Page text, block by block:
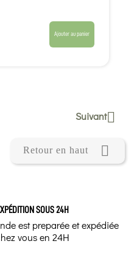
Ajouter au panier
Suivant
Retour en haut 
SOUS 24H
est preparée et expédiée
vous en 24H